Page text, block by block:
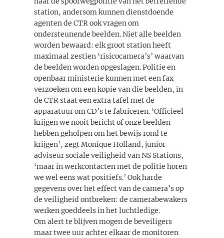
station, andersom kunnen dienstdoende
agenten de CTR ook vragen om
ondersteunende beelden. Niet alle beelden
worden bewaard: elk groot station heeft
maximaal zestien ‘risicocamera’s’ waarvan
de beelden worden opgeslagen. Politie en
openbaar ministerie kunnen met een fax
verzoeken om een kopie van die beelden, in
de CTR staat een extra tafel met de
apparatuur om CD’s te fabriceren. ‘Officieel
krijgen we nooit bericht of onze beelden
hebben geholpen om het bewijs rond te
krijgen’, zegt Monique Holland, junior
adviseur sociale veiligheid van NS Stations,
‘maar in werkcontacten met de politie horen
we wel eens wat positiefs.’ Ook harde
gegevens over het effect van de camera’s op
de veiligheid ontbreken: de camerabewakers
werken goeddeels in het luchtledige.
Om alert te blijven mogen de beveiligers
maar twee uur achter elkaar de monitoren